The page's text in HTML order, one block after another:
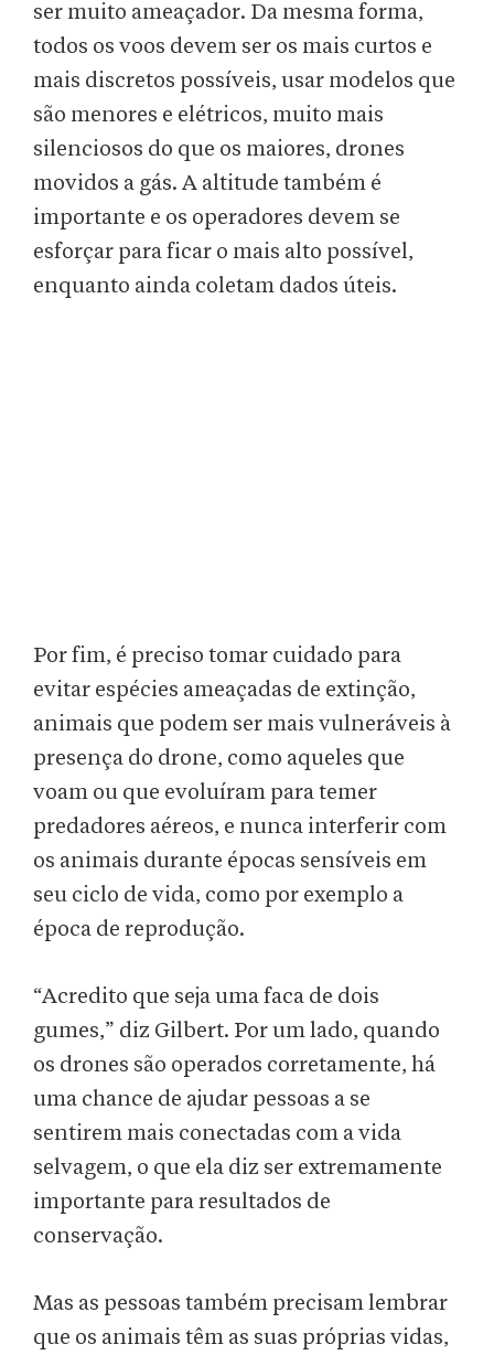
ser muito ameaçador. Da mesma forma,
todos os voos devem ser os mais curtos e
mais discretos possíveis, usar modelos que
são menores e elétricos, muito mais
silenciosos do que os maiores, drones
movidos a gás. A altitude também é
importante e os operadores devem se
esforçar para ficar o mais alto possível,
enquanto ainda coletam dados úteis.
Por fim, é preciso tomar cuidado para
evitar espécies ameaçadas de extinção,
animais que podem ser mais vulneráveis à
presença do drone, como aqueles que
voam ou que evoluíram para temer
predadores aéreos, e nunca interferir com
os animais durante épocas sensíveis em
seu ciclo de vida, como por exemplo a
época de reprodução.
“Acredito que seja uma faca de dois
gumes,” diz Gilbert. Por um lado, quando
os drones são operados corretamente, há
uma chance de ajudar pessoas a se
sentirem mais conectadas com a vida
selvagem, o que ela diz ser extremamente
importante para resultados de
conservação.
Mas as pessoas também precisam lembrar
que os animais têm as suas próprias vidas,